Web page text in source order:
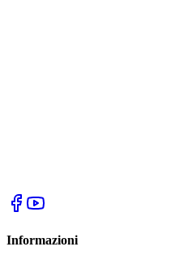
Informazioni